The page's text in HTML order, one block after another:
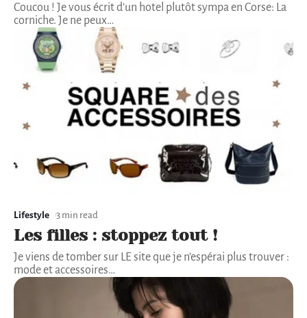
Coucou ! Je vous écrit d’un hotel plutôt sympa en Corse: La
corniche. Je ne peux…
Lifestyle 3 min read
Les filles : stoppez tout !
Je viens de tomber sur LE site que je n’espérai plus trouver :
mode et accessoires…